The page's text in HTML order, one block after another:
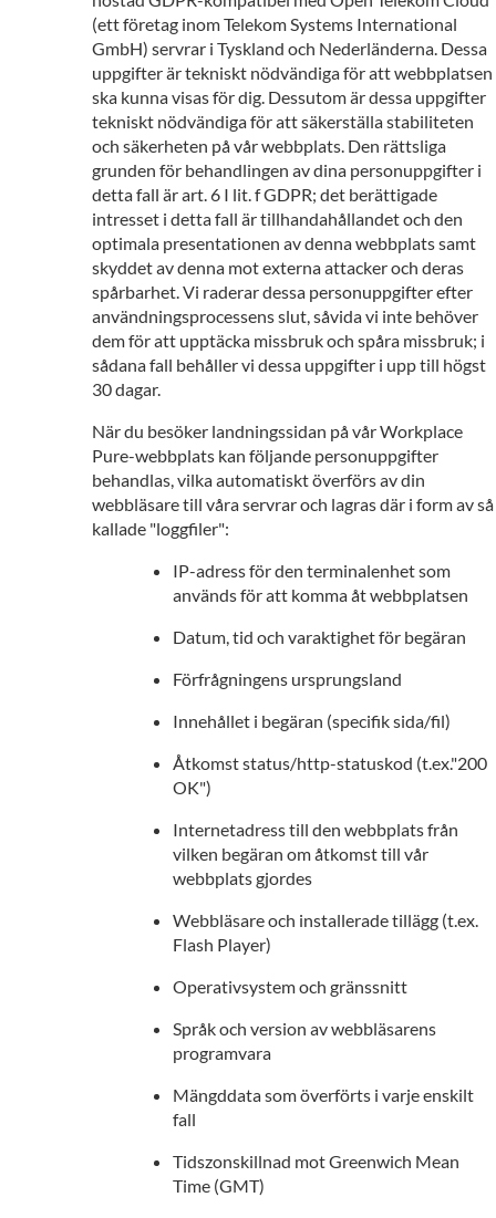
(ett företag inom Telekom Systems International
GmbH) servrar i Tyskland och Nederländerna. Dessa
uppgifter är tekniskt nödvändiga för att webbplatsen
ska kunna visas för dig. Dessutom är dessa uppgifter
tekniskt nödvändiga för att säkerställa stabiliteten
och säkerheten på vår webbplats. Den rättsliga
grunden för behandlingen av dina personuppgifter i
detta fall är art. 6 I lit. f GDPR; det berättigade
intresset i detta fall är tillhandahållandet och den
optimala presentationen av denna webbplats samt
skyddet av denna mot externa attacker och deras
spårbarhet. Vi raderar dessa personuppgifter efter
användningsprocessens slut, såvida vi inte behöver
dem för att upptäcka missbruk och spåra missbruk; i
sådana fall behåller vi dessa uppgifter i upp till högst
30 dagar.
När du besöker landningssidan på vår Workplace
Pure-webbplats kan följande personuppgifter
behandlas, vilka automatiskt överförs av din
webbläsare till våra servrar och lagras där i form av så
kallade "loggfiler":
IP-adress för den terminalenhet som
används för att komma åt webbplatsen
Datum, tid och varaktighet för begäran
Förfrågningens ursprungsland
Innehållet i begäran (specifik sida/fil)
Åtkomst status/http-statuskod (t.ex."200
OK")
Internetadress till den webbplats från
vilken begäran om åtkomst till vår
webbplats gjordes
Webbläsare och installerade tillägg (t.ex.
Flash Player)
Operativsystem och gränssnitt
Språk och version av webbläsarens
programvara
Mängddata som överförts i varje enskilt
fall
Tidszonskillnad mot Greenwich Mean
Time (GMT)